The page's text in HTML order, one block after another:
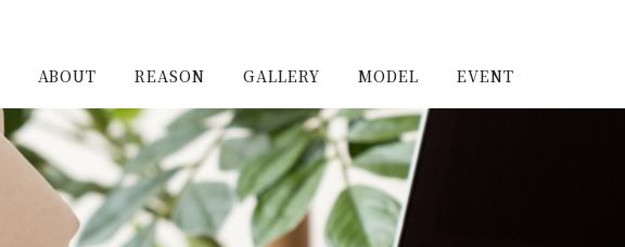
ABOUT REASON GALLERY
施工実例（新築）
施工実例（リノベーショ
ン）
MODEL
浦和住宅公園
浦和住宅展示場Miraizu
大宮北ハウジングステージ
EVENT